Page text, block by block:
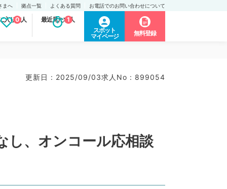
まへ 拠点一覧 よくある質問 お電話でのお問い合わせについて
入り求人
0 最近見た求人
1
スポット
マイページ
無料登録
更新日 : 2025/09/03求人No : 899054
、オンコール応相談